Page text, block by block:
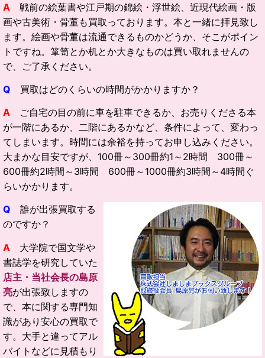
A
戦前の絵葉書や江戸期の錦絵・浮世絵、近現代絵画・版
画や古美術・骨董も買取っております。本と一緒に拝見致し
ます。絵画や骨董は流通できるものかどうか、そこがポイン
トですね。箪笥とか机とか大きなものは買い取れませんの
で、ご了承ください。
Q 買取はどのくらいの時間がかかりますか？
A ご自宅の目の前に車を駐車できるか、お売りくださる本
が一階にあるか、二階にあるかなど、条件によって、変わっ
てしまいます。時間には余裕を持ってお申し込みください。
大まかな目安ですが、100冊～300冊約1～2時間 300冊～
600冊約2時間～3時間 600冊～1000冊約3時間～4時間ぐ
らいかかります。
Q 誰が出張買取する
のですか？
A 大学院で国文学や
書誌学を研究していた
店主・当社会長の島原
亮が出張致しますの
で、本に関する専門知
識があり安心の買取で
す。大手と違ってアル
バイトなどに見積もり